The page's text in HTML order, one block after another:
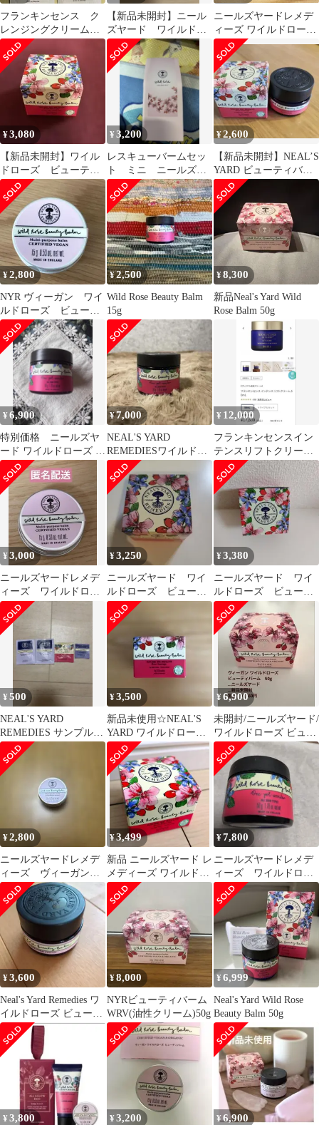
フランキンセンス ク
レンジングクリーム＆
ワイルドローズバー
ム セット
【新品未開封】ニール
ズヤード ワイルドロ
ーズビューティーバー
ム15g
ニールズヤードレメデ
ィーズ ワイルドローズ
ビューティバーム50g
¥3,080
【新品未開封】ワイル
ドローズ ビューティ
バーム 15g
¥3,200
レスキューバームセッ
ト ミニ ニールズヤ
ード
¥2,600
【新品未開封】NEAL’S
YARD ビューティバー
ム WR 15g
¥2,800
NYR ヴィーガン ワイ
ルドローズ ビューテ
ィバーム ミニ
¥2,500
Wild Rose Beauty Balm
15g
¥8,300
新品Neal's Yard Wild
Rose Balm 50g
¥6,900
特別価格 ニールズヤ
ード ワイルドローズ ビ
ューティバーム 50g
¥7,000
NEAL'S YARD
REMEDIESワイルドロ
ーズビューティバーム
50g
¥ 12,000
フランキンセンスイン
テンスリフトクリーム
50ｇ
¥3,000
ニールズヤードレメデ
ィーズ ワイルドロー
ズビューティバーム
15g
¥3,250
ニールズヤード ワイ
ルドローズ ビューテ
ィバーム 15g
¥3,380
ニールズヤード ワイ
ルドローズ ビューテ
ィーバーム15g
¥500
NEAL'S YARD
REMEDIES サンプルセ
ット
¥3,500
新品未使用☆NEAL'S
YARD ワイルドローズ
ビューティーバーム
¥6,900
未開封/ニールズヤード/
ワイルドローズ ビュー
ティバーム50
¥2,800
ニールズヤードレメデ
ィーズ ヴィーガン
ワイルドローズ ビュ
ーティバーム 15g
¥3,499
新品 ニールズヤード レ
メディーズ ワイルドロ
ーズ ビューティバーム
15g
¥7,800
ニールズヤードレメデ
ィーズ ワイルドロー
ズビューティーバーム
50g
¥3,600
Neal's Yard Remedies ワ
イルドローズ ビューテ
ィバーム
¥8,000
NYRビューティバーム
WRV(油性クリーム)50g
¥6,999
Neal's Yard Wild Rose
Beauty Balm 50g
¥ 3,800 ¥3,200 ¥6,900